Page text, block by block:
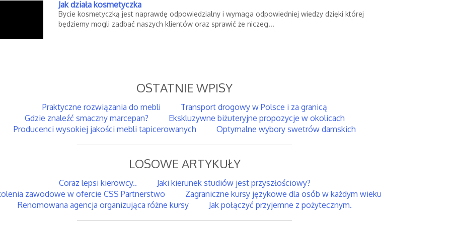
Jak działa kosmetyczka
Bycie kosmetyczką jest naprawdę odpowiedzialny i wymaga odpowiedniej wiedzy dzięki której
będziemy mogli zadbać naszych klientów oraz sprawić że niczeg...
OSTATNIE WPISY
Praktyczne rozwiązania do mebli
Transport drogowy w Polsce i za granicą
Gdzie znaleźć smaczny marcepan?
Ekskluzywne biżuteryjne propozycje w okolicach
Producenci wysokiej jakości mebli tapicerowanych
Optymalne wybory swetrów damskich
LOSOWE ARTYKUŁY
Coraz lepsi kierowcy..
Jaki kierunek studiów jest przyszłościowy?
zawodowe w ofercie CSS Partnerstwo
Zagraniczne kursy językowe dla osób w każdym wieku
Renomowana agencja organizująca różne kursy
Jak połączyć przyjemne z pożytecznym.